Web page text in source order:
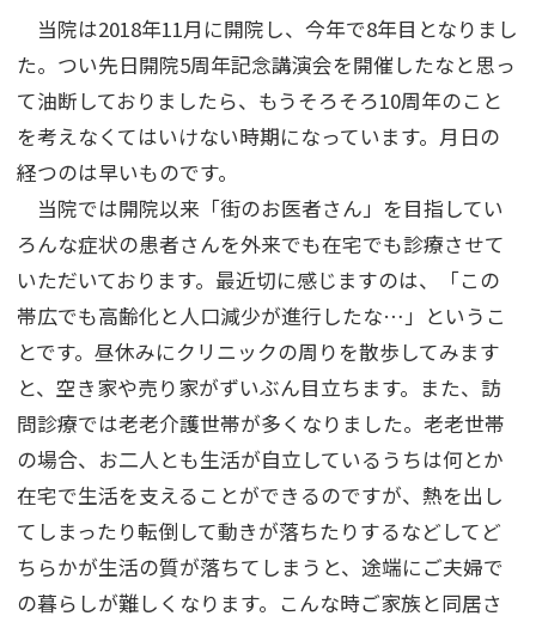
当院は2018年11月に開院し、今年で8年目となりまし
た。つい先日開院5周年記念講演会を開催したなと思っ
て油断しておりましたら、もうそろそろ10周年のこと
を考えなくてはいけない時期になっています。月日の
経つのは早いものです。
当院では開院以来「街のお医者さん」を目指してい
ろんな症状の患者さんを外来でも在宅でも診療させて
いただいております。最近切に感じますのは、「この
帯広でも高齢化と人口減少が進行したな…」というこ
とです。昼休みにクリニックの周りを散歩してみます
と、空き家や売り家がずいぶん目立ちます。また、訪
問診療では老老介護世帯が多くなりました。老老世帯
の場合、お二人とも生活が自立しているうちは何とか
在宅で生活を支えることができるのですが、熱を出し
てしまったり転倒して動きが落ちたりするなどしてど
ちらかが生活の質が落ちてしまうと、途端にご夫婦で
の暮らしが難しくなります。こんな時ご家族と同居さ